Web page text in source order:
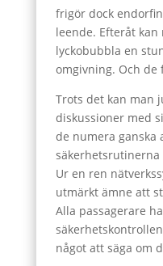
frigör dock
leende. Efteråt
lyckobubbla en
omgivning. Och de
Trots det kan man
diskussioner med
de numera ganska
säkerhetsrutinerna
Ur en ren
utmärkt ämne att
Alla passagerare
något att säga om